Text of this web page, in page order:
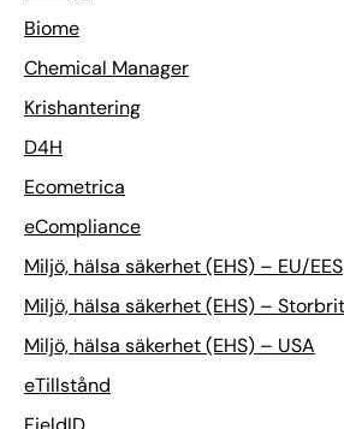
Biome
Chemical Manager
Krishantering
D4H
Ecometrica
eCompliance
Miljö, hälsa säkerhet (EHS) – EU/EES
Miljö, hälsa säkerhet (EHS) –
Miljö, hälsa säkerhet (EHS) – USA
eTillstånd